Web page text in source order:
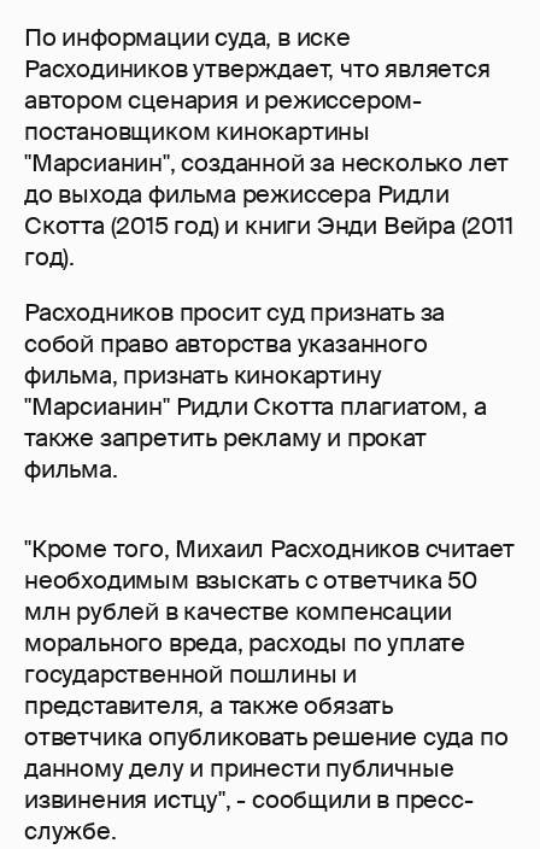
По информации суда, в иске
Расходиников утверждает, что является
автором сценария и режиссером-
постановщиком кинокартины
"Марсианин", созданной за несколько лет
до выхода фильма режиссера Ридли
Скотта (2015 год) и книги Энди Вейра (2011
год).
Расходников просит суд признать за
собой право авторства указанного
фильма, признать кинокартину
"Марсианин" Ридли Скотта плагиатом, а
также запретить рекламу и прокат
фильма.
"Кроме того, Михаил Расходников считает
необходимым взыскать с ответчика 50
млн рублей в качестве компенсации
морального вреда, расходы по уплате
государственной пошлины и
представителя, а также обязать
ответчика опубликовать решение суда по
данному делу и принести публичные
извинения истцу", - сообщили в пресс-
службе.